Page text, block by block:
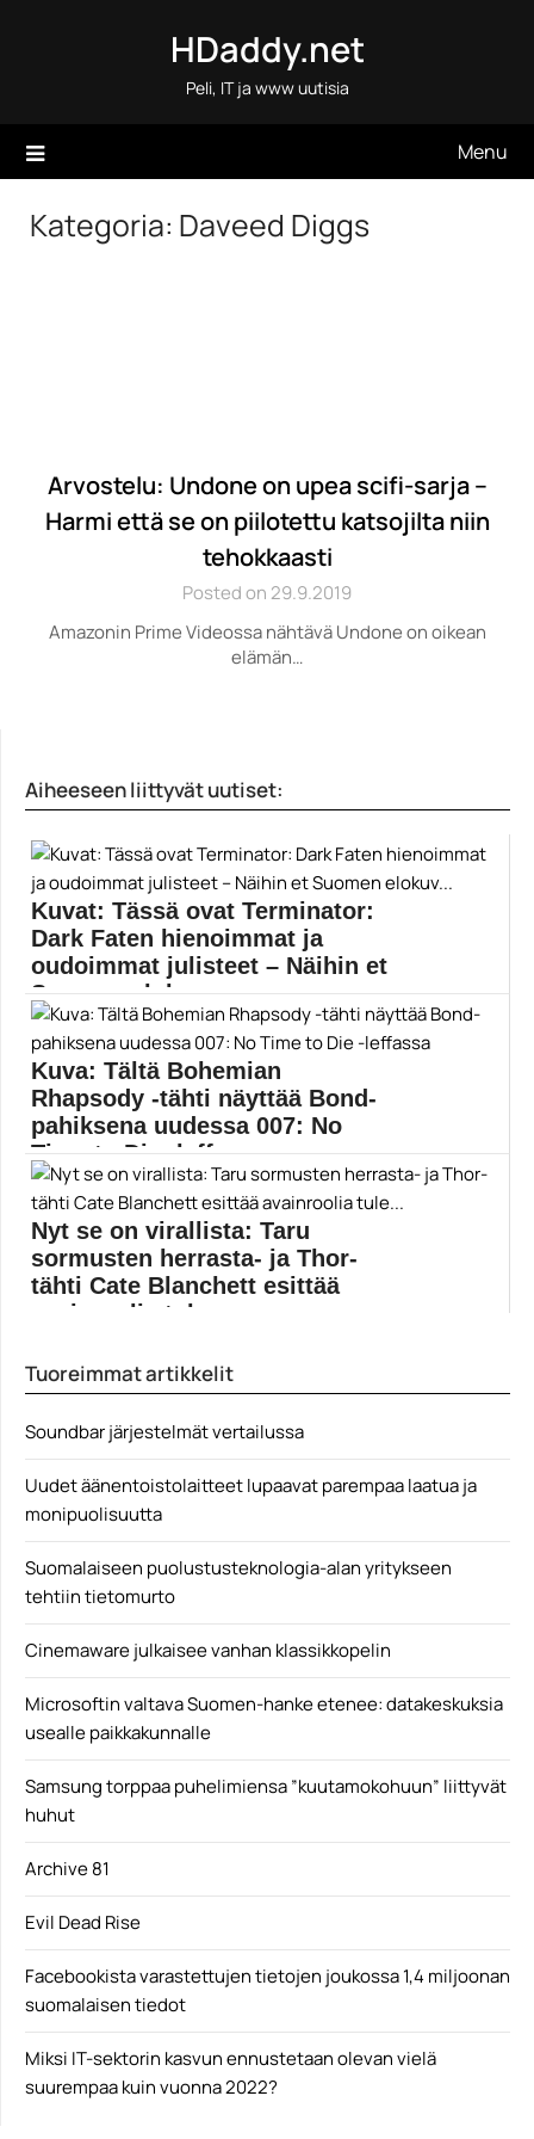
HDaddy.net
Peli, IT ja www uutisia
Menu
Kategoria: Daveed Diggs
Arvostelu: Undone on upea scifi-sarja –
Harmi että se on piilotettu katsojilta niin
tehokkaasti
Posted on 29.9.2019
Amazonin Prime Videossa nähtävä Undone on oikean
elämän…
Aiheeseen liittyvät uutiset:
Kuvat: Tässä ovat Terminator:
Dark Faten hienoimmat ja
oudoimmat julisteet – Näihin et
Suomen elokuv...
Marraskuussa ensi-iltansa saavasta Terminator: Dark
Fatesta on julkaistu...
elokuvajulisteet
Kuva: Tältä Bohemian
Rhapsody -tähti näyttää Bond-
pahiksena uudessa 007: No
Time to Die -leffassa
Uuden James Bond -elokuvan 007: No Time to...
007 No Time to Die
Nyt se on virallista: Taru
sormusten herrasta- ja Thor-
tähti Cate Blanchett esittää
avainroolia tule...
Borderlands
Tuoreimmat artikkelit
Soundbar järjestelmät vertailussa
Uudet äänentoistolaitteet lupaavat parempaa laatua ja
monipuolisuutta
Suomalaiseen puolustusteknologia-alan yritykseen
tehtiin tietomurto
Cinemaware julkaisee vanhan klassikkopelin
Microsoftin valtava Suomen-hanke etenee: datakeskuksia
usealle paikkakunnalle
Samsung torppaa puhelimiensa ”kuutamokohuun” liittyvät
huhut
Archive 81
Evil Dead Rise
Facebookista varastettujen tietojen joukossa 1,4 miljoonan
suomalaisen tiedot
Miksi IT-sektorin kasvun ennustetaan olevan vielä
suurempaa kuin vuonna 2022?